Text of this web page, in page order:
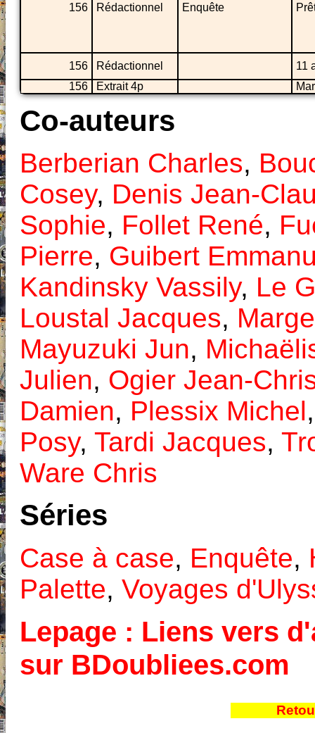
156 Rédactionnel Enquête
156 Rédactionnel
11
156
Extrait 4p
Co-auteurs
Berberian Charles,
Cosey, Denis Jean-
Sophie, Follet René,
Pierre, Guibert
Kandinsky Vassily, Le
Loustal Jacques,
Mayuzuki Jun,
Julien, Ogier Jean-
Damien, Plessix Michel
Posy, Tardi Jacques,
Ware Chris
Séries
Case à case, Enquête,
Palette, Voyages
Lepage : Liens vers
sur BDoubliees.com